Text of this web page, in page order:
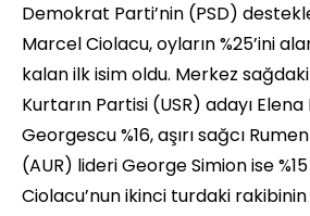
Demokrat Parti’nin (PSD)
Marcel Ciolacu, oyların %25’ini
kalan ilk isim oldu. Merkez
Kurtarın Partisi (USR) adayı Elena
Georgescu %16, aşırı sağcı
(AUR) lideri George Simion ise %15
Ciolacu’nun ikinci turdaki